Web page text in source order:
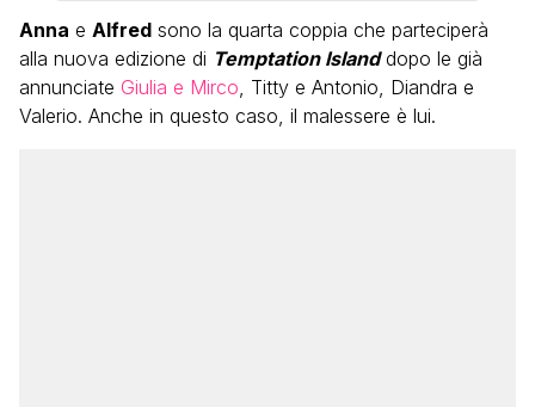
Anna e Alfred sono la quarta coppia che parteciperà
alla nuova edizione di Temptation Islanddopo le già
annunciate Giulia e Mirco, Titty e Antonio, Diandra e
Valerio. Anche in questo caso, il malessere è lui.